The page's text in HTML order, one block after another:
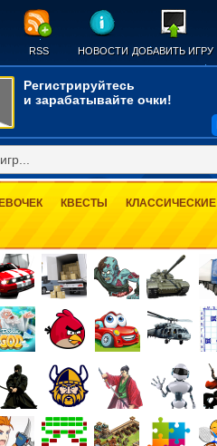
RSS НОВОСТИ ДОБАВИТЬ ИГРУ
Регистрируйтесь
и зарабатывайте очки!
КВЕСТЫ КЛАССИЧЕСКИЕ